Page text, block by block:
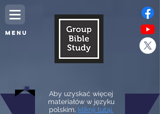
MENU
Aby uzyskać więcej
materiałów w języku
polskim, kliknij tutaj.